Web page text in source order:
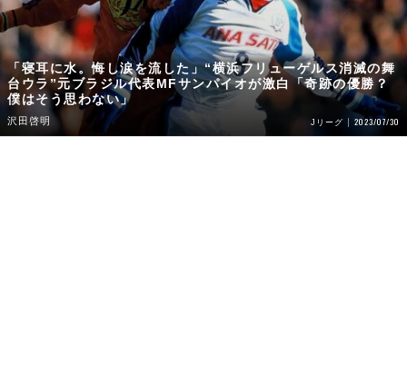
「寝耳に水。悔し涙を流した」“横浜フリューゲルス消滅の舞
台ウラ”元ブラジル代表MFサンパイオが激白「奇跡の優勝？
僕はそう思わない」
沢田啓明 Jリーグ 2023/07/30